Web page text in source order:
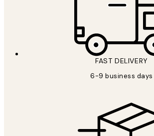
FAST DELIVERY
6-9 business days